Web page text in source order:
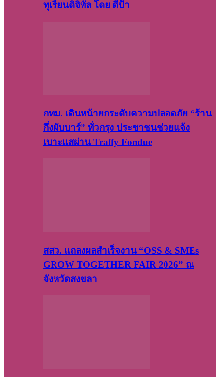
ทุเรียนดิจิทัล โดย ดีป้า
กทม. เดินหน้ายกระดับความปลอดภัย “ร้าน
กึ่งผับบาร์” ทั่วกรุง ประชาชนช่วยแจ้ง
เบาะแสผ่าน Traffy Fondue
สสว. แถลงผลสำเร็จงาน “OSS & SMEs
GROW TOGETHER FAIR 2026” ณ
จังหวัดสงขลา